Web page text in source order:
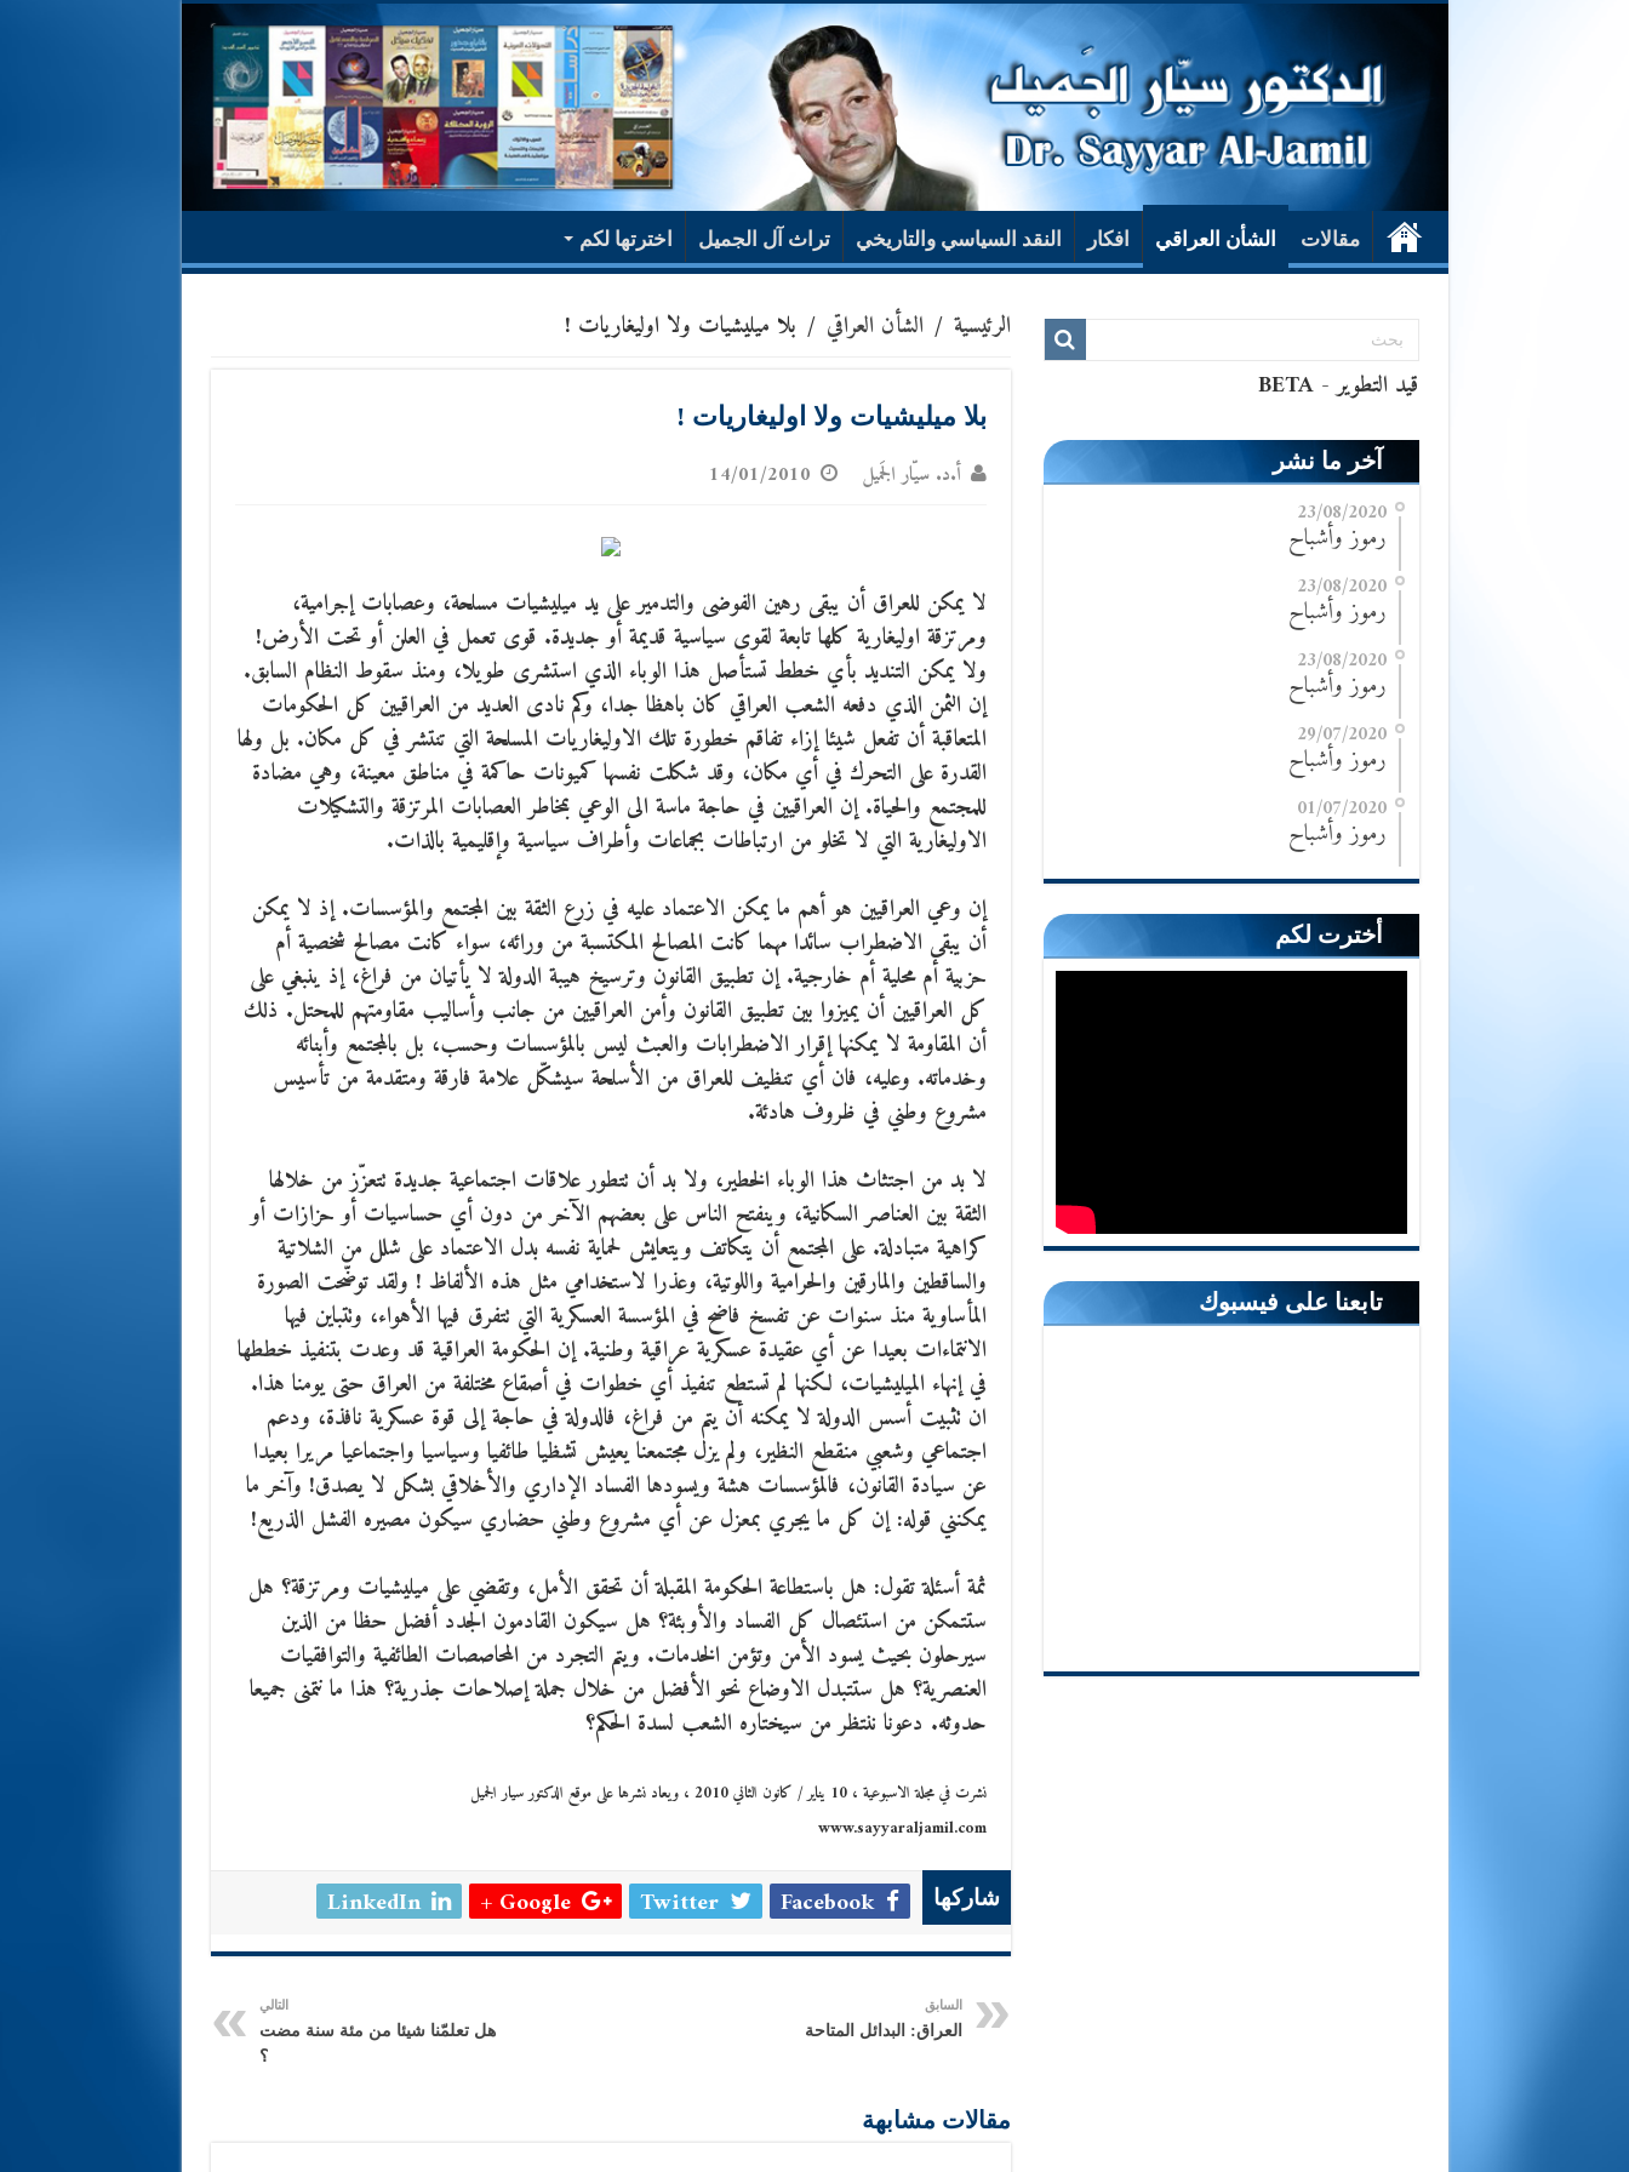
مقالات الشأن العراقي افكار النقد السياسي والتاريخي تراث آل الجميل اخترتها لكم
الرئيسية / الشأن العراقي / بلا ميليشيات ولا اوليغاريات !
بلا ميليشيات ولا اوليغاريات !
أ.د. سيّار الجَميل 14/01/2010
لا يمكن للعراق أن يبقى رهين الفوضى والتدمير على يد ميليشيات مسلحة، وعصابات إجرامية،
ومرتزقة اوليغارية كلها تابعة لقوى سياسية قديمة أو جديدة. قوى تعمل في العلن أو تحت الأرض!
ولا يمكن التنديد بأي خطط تستأصل هذا الوباء الذي استشرى طويلا، ومنذ سقوط النظام السابق.
إن الثمن الذي دفعه الشعب العراقي كان باهظا جدا، وكم نادى العديد من العراقيين كل الحكومات
المتعاقبة أن تفعل شيئا إزاء تفاقم خطورة تلك الاوليغاريات المسلحة التي تنتشر في كل مكان. بل ولها
القدرة على التحرك في أي مكان، وقد شكلت نفسها كميونات حاكمة في مناطق معينة، وهي مضادة
للمجتمع والحياة. إن العراقيين في حاجة ماسة الى الوعي بمخاطر العصابات المرتزقة والتشكيلات
الاوليغارية التي لا تخلو من ارتباطات بجماعات وأطراف سياسية وإقليمية بالذات.
إن وعي العراقيين هو أهم ما يمكن الاعتماد عليه في زرع الثقة بين المجتمع والمؤسسات. إذ لا يمكن
أن يبقى الاضطراب سائدا مهما كانت المصالح المكتسبة من ورائه، سواء كانت مصالح شخصية أم
حزبية أم محلية أم خارجية. إن تطبيق القانون وترسيخ هيبة الدولة لا يأتيان من فراغ، إذ ينبغي على
كل العراقيين أن يميزوا بين تطبيق القانون وأمن العراقيين من جانب وأساليب مقاومتهم للمحتل. ذلك
أن المقاومة لا يمكنها إقرار الاضطرابات والعبث ليس بالمؤسسات وحسب، بل بالمجتمع وأبنائه
وخدماته. وعليه، فان أي تنظيف للعراق من الأسلحة سيشكّل علامة فارقة ومتقدمة من تأسيس
مشروع وطني في ظروف هادئة.
لا بد من اجتثاث هذا الوباء الخطير، ولا بد أن تتطور علاقات اجتماعية جديدة تتعزّز من خلالها
الثقة بين العناصر السكانية، وينفتح الناس على بعضهم الآخر من دون أي حساسيات أو حزازات أو
كراهية متبادلة. على المجتمع أن يتكاتف ويتعايش لحماية نفسه بدل الاعتماد على شلل من الشلاتية
والساقطين والمارقين والحرامية واللوتية، وعذرا لاستخدامي مثل هذه الألفاظ ! ولقد توضّحت الصورة
المأساوية منذ سنوات عن تفسخ فاضح في المؤسسة العسكرية التي تتفرق فيها الأهواء، وتتباين فيها
الانتماءات بعيدا عن أي عقيدة عسكرية عراقية وطنية. إن الحكومة العراقية قد وعدت بتنفيذ خططها
في إنهاء الميليشيات، لكنها لم تستطع تنفيذ أي خطوات في أصقاع مختلفة من العراق حتى يومنا هذا.
ان تثبيت أسس الدولة لا يمكنه أن يتم من فراغ، فالدولة في حاجة إلى قوة عسكرية نافذة، ودعم
اجتماعي وشعبي منقطع النظير، ولم يزل مجتمعنا يعيش تشظيا طائفيا وسياسيا واجتماعيا مريرا بعيدا
عن سيادة القانون، فالمؤسسات هشة ويسودها الفساد الإداري والأخلاقي بشكل لا يصدق! وآخر ما
يمكنني قوله: إن كل ما يجري بمعزل عن أي مشروع وطني حضاري سيكون مصيره الفشل الذريع!
ثمة أسئلة تقول: هل باستطاعة الحكومة المقبلة أن تحقق الأمل، وتقضي على ميليشيات ومرتزقة؟ هل
ستتمكن من استئصال كل الفساد والأوبئة؟ هل سيكون القادمون الجدد أفضل حظا من الذين
سيرحلون بحيث يسود الأمن وتؤمن الخدمات. ويتم التجرد من المحاصصات الطائفية والتوافقيات
العنصرية؟ هل ستتبدل الاوضاع نحو الأفضل من خلال جملة إصلاحات جذرية؟ هذا ما نتمنى جميعا
حدوثه. دعونا ننتظر من سيختاره الشعب لسدة الحكم؟
نشرت في مجلة الاسبوعية ، 10 يناير / كانون الثاني 2010 ، ويعاد نشرها على موقع الدكتور سيار الجميل
www.sayyaraljamil.com
شاركها Facebook
Twitter
Google +
LinkedIn
السابق
العراق: البدائل المتاحة
التالي
هل تعلمّنا شيئا من مئة سنة مضت
؟
مقالات مشابهة
آخر ما نشر
23/08/2020
رموز وأشباح
23/08/2020
رموز وأشباح
23/08/2020
رموز وأشباح
29/07/2020
رموز وأشباح
01/07/2020
رموز وأشباح
أخترت لكم
تابعنا على فيسبوك